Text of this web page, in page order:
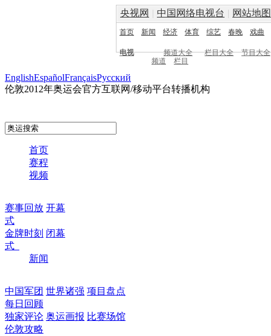
央视网 | 中国网络电视台 | 网站地图
首页 新闻 经济 体育 综艺 春晚 戏曲
电视 频道大全 栏目大全 节目大全
频道
栏目
EnglishEspañolFrançaisPусский
伦敦2012年奥运会官方互联网/移动平台转播机构
首页
赛程
视频
赛事回放 开幕
式
金牌时刻 闭幕
式
新闻
中国军团 世界诸强 项目盘点
每日回顾
独家评论 奥运画报 比赛场馆
伦敦攻略